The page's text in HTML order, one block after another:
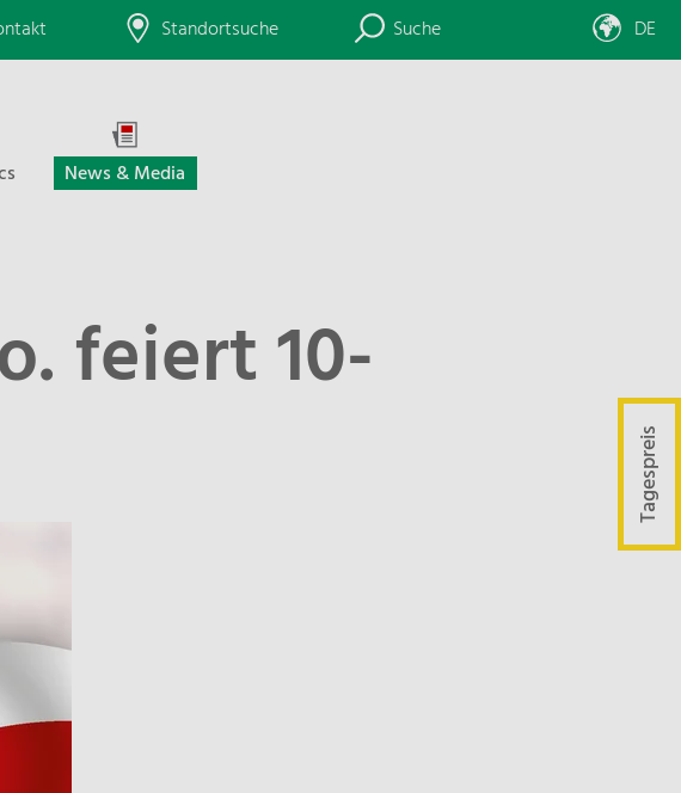
Standortsuche Suche DE
News & Media
Tagespreis
feiert 10-